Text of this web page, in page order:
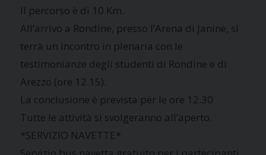
Il percorso è di 10 Km.
All’arrivo a Rondine, presso l’Arena di Janine, si
terrà un incontro in plenaria con le
testimonianze degli studenti di Rondine e di
Arezzo (ore 12.15).
La conclusione è prevista per le ore 12.30
Tutte le attività si svolgeranno all’aperto.
*SERVIZIO NAVETTE*